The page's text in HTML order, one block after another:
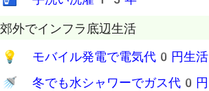
郊外でインフラ底辺生活
💡 モバイル発電で電気代0円生活
🚿 冬でも水シャワーでガス代0円